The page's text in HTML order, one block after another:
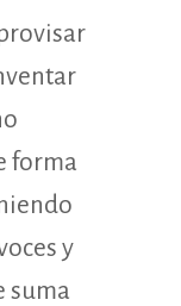
forma
y
suma